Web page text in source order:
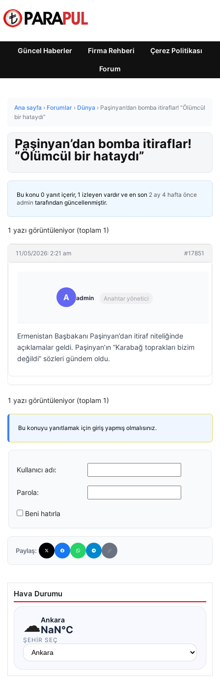
Güncel Haberler Firma Rehberi Çerez Politikası
Forum
Ana sayfa › Forumlar › Dünya › Paşinyan’dan bomba itiraflar! “Ölümcül
bir hataydı”
Paşinyan’dan bomba itiraflar!
“Ölümcül bir hataydı”
Bu konu 0 yanıt içerir, 1 izleyen vardır ve en son 2 ay 4 hafta önce
admin tarafından güncellenmiştir.
1 yazı görüntüleniyor (toplam 1)
11/05/2026: 2:21 am #17851
A admin Anahtar yönetici
Ermenistan Başbakanı Paşinyan’dan itiraf niteliğinde
açıklamalar geldi. Paşinyan’ın “Karabağ toprakları bizim
değildi” sözleri gündem oldu.
1 yazı görüntüleniyor (toplam 1)
Bu konuyu yanıtlamak için giriş yapmış olmalısınız.
Kullanıcı adı:
Parola:
Beni hatırla
Paylaş:
Hava Durumu
☁Ankara
NaN°C
ŞEHIR SEÇ